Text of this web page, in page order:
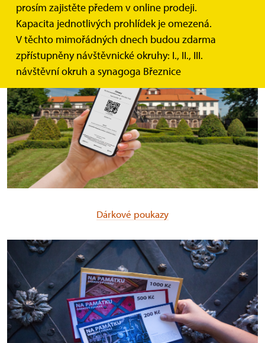
prosím zajistěte předem v online prodeji.
Kapacita jednotlivých prohlídek je omezená.
V těchto mimořádných dnech budou zdarma
zpřístupněny návštěvnické okruhy: I., II., III.
návštěvní okruh a synagoga Březnice
Online vstupenky
Dárkové poukazy